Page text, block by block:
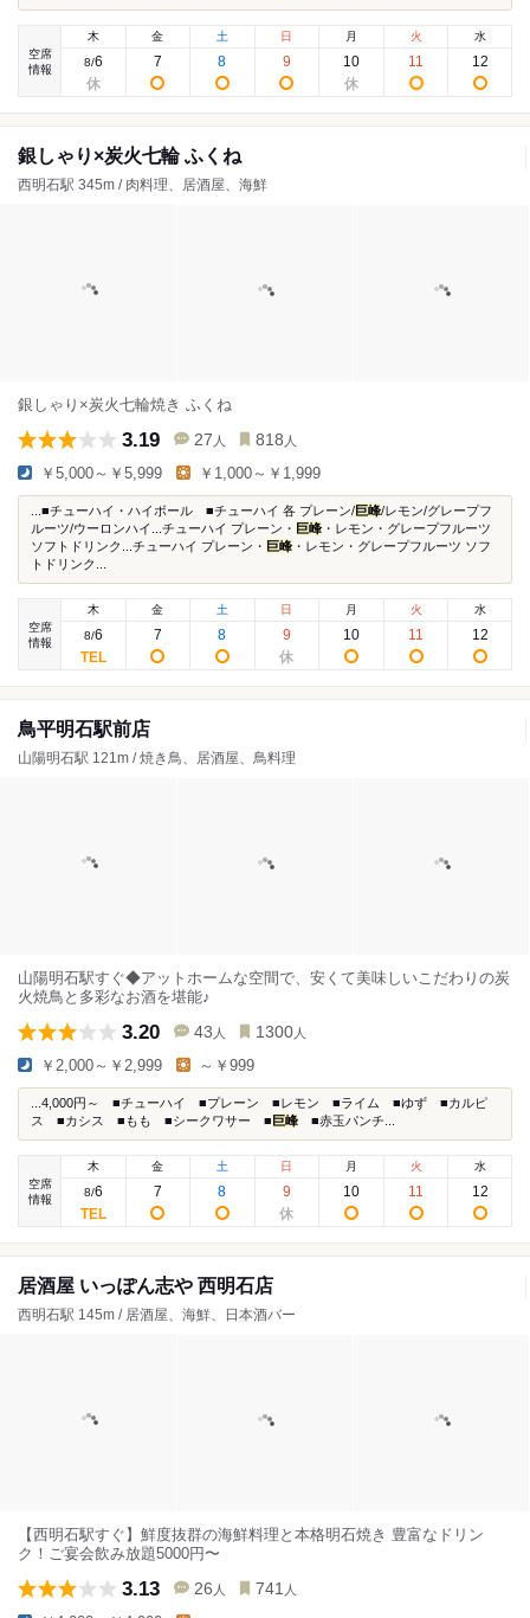
空席
情報
木
8/6
金
7
土
8
日
9
月
10
火
11
水
12
銀しゃり×炭火七輪 ふくね
西明石駅 345m / 肉料理、居酒屋、海鮮
銀しゃり×炭火七輪焼き ふくね
3.19 27 人 818 人
￥5,000～￥5,999 ￥1,000～￥1,999
...■チューハイ・ハイボール ■チューハイ 各 プレーン/巨峰/レモン/グレープフ
ルーツ/ウーロンハイ...チューハイ プレーン・ 巨峰 ・レモン・グレープフルーツ
ソフトドリンク...チューハイ プレーン・ 巨峰 ・レモン・グレープフルーツ ソフ
トドリンク...
空席
情報
木
8/6
金
7
土
8
日
9
月
10
火
11
水
12
鳥平明石駅前店
山陽明石駅 121m / 焼き鳥、居酒屋、鳥料理
山陽明石駅すぐ◆アットホームな空間で、安くて美味しいこだわりの炭
火焼鳥と多彩なお酒を堪能♪
3.20 43 人 1300 人
￥2,000～￥2,999 ～￥999
...4,000円～ ■チューハイ ■プレーン ■レモン ■ライム ■ゆず ■カルピ
ス ■カシス ■もも ■シークワサー ■ 巨峰 ■赤玉パンチ...
空席
情報
木
8/6
金
7
土
8
日
9
月
10
火
11
水
12
居酒屋 いっぽん志や 西明石店
西明石駅 145m / 居酒屋、海鮮、日本酒バー
【西明石駅すぐ】鮮度抜群の海鮮料理と本格明石焼き 豊富なドリン
ク！ご宴会飲み放題5000円〜
3.13 26 人 741 人